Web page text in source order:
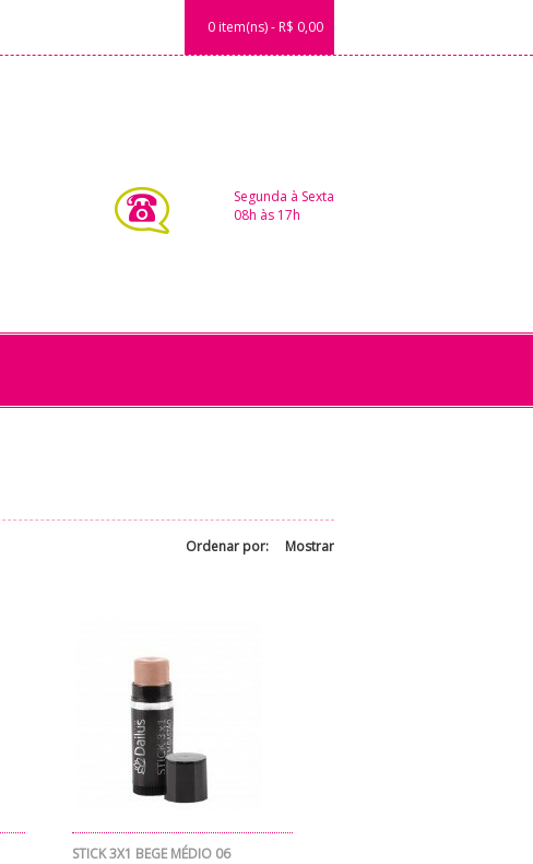
0 item(ns) - R$ 0,00
Segunda à Sexta
08h às 17h
Mostrar
Ordenar por:
STICK 3X1 BEGE MÉDIO 06